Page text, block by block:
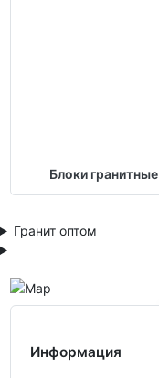
Блоки гранитные
Гранит оптом
Информация